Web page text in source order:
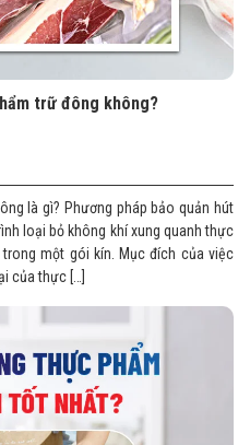
trữ đông không?
là gì? Phương pháp bảo quản hút
loại bỏ không khí xung quanh thực
một gói kín. Mục đích của việc
của thực […]